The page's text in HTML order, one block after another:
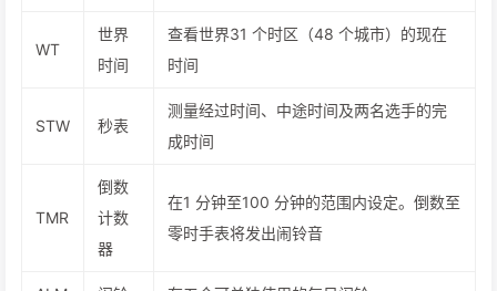
WT
世界
时间
查看世界31 个时区（48 个城市）的现在
时间
STW 秒表
测量经过时间、中途时间及两名选手的完
成时间
TMR
倒数
计数
器
在1 分钟至100 分钟的范围内设定。倒数至
零时手表将发出闹铃音